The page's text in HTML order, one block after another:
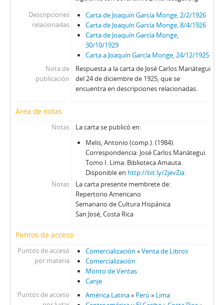
Descripciones
relacionadas
Carta de Joaquín García Monge, 2/2/1926
Carta de Joaquín García Monge, 8/4/1926
Carta de Joaquín García Monge,
30/10/1929
Carta a Joaquín García Monge, 24/12/1925
Nota de
publicación
Respuesta a la carta de José Carlos Mariátegui
del 24 de diciembre de 1925, que se
encuentra en descripciones relacionadas.
Área de notas
Notas
La carta se publicó en:
Melis, Antonio (comp.). (1984).
Correspondencia: José Carlos Mariátegui.
Tomo I. Lima: Biblioteca Amauta.
Disponible en http://bit.ly/2jevZia
Notas
La carta presente membrete de:
Repertorio Americano
Semanario de Cultura Hispánica
San José, Costa Rica
Puntos de acceso
Puntos de acceso
por materia
Comercialización »Venta de Libros
Comercialización
Monto de Ventas
Canje
Puntos de acceso
América Latina» Perú » Lima